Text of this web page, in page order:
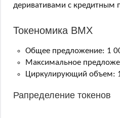
деривативами с кредитным
Токеномика BMX
Общее предложение: 1
Максимальное
Циркулирующий объем:
Рапределение токенов